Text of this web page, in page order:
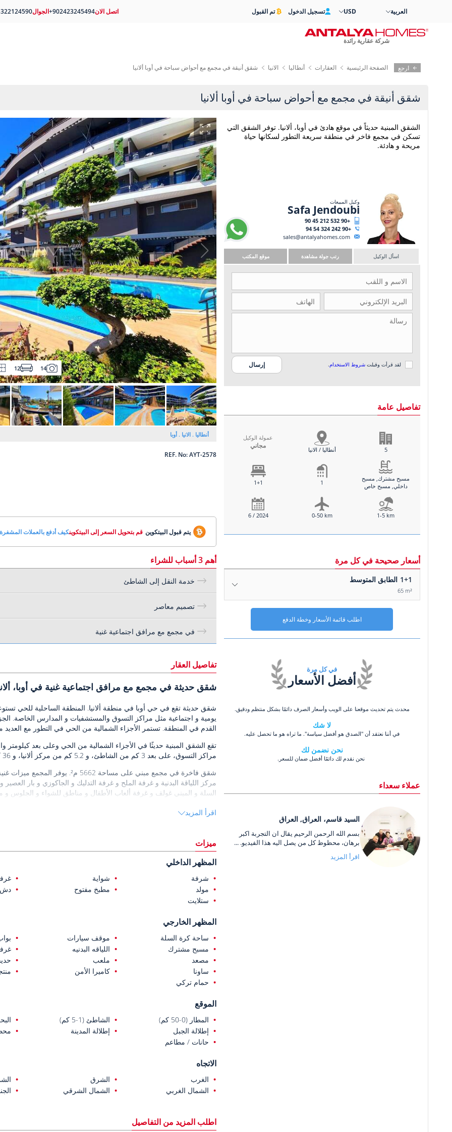
ارجع الصفحة الرئيسية العقارات أنطاليا الانيا شقق أنيقة في مجمع مع أحواض سباحة في أوبا ألانيا
شقق أنيقة في مجمع مع أحواض سباحة في أوبا ألانيا
14
12
أنطاليا الانيا أوبا
REF. No: AYT-2578
الشقق المبنية حديثاً في موقع هادئ في أوبا، ألانيا. توفر الشقق التي
تسكن في مجمع فاخر في منطقة سريعة التطور لسكانها حياة
مريحة و هادئة.
يتم قبول البيتكوين قم بتحويل السعر إلى البيتكوينكيف أدفع بالعملات
وكيل المبيعات
Safa Jendoubi
+90 532 212 45 90
+90 242 324 54 94
sales@antalyahomes.com
اسأل الوكيل رتب جولة مشاهدة موقع المكتب
لقد قرأت وقبلت شروط الاستخدام.
تفاصيل عامة
عمولة الوكيل
مجاني أنطاليا / الانيا 5
1+1 1
مسبح مشترك, مسبح
داخلي, مسبح خاص
6 / 2024 0-50 km 1-5 km
أسعار صحيحة في كل مرة
1+1 الطابق المتوسط
65 m²
اطلب قائمة الأسعار وخطة الدفع
أهم 3 أسباب للشراء
خدمة النقل إلى الشاطئ
تصميم معاصر
في مجمع مع مرافق اجتماعية غنية
تفاصيل العقار
شقق حديثة في مجمع مع مرافق اجتماعية غنية في أوبا،
شقق حديثة تقع في حي أوبا في منطقة ألانيا. المنطقة الساحلية للحي
يومية و اجتماعية مثل مراكز التسوق والمستشفيات و المدارس الخاصة.
القدم في المنطقة. تستمر الأجزاء الشمالية من الحي في التطور مع العديد
مراكز التسوق، على بعد 3 كم من الشاطئ، و 5.2 كم من مركز ألانيا، و 36 كم عن مطار ألانيا-غازي باشا.
شقق فاخرة في مجمع مبني على مساحة
مركز اللياقة البدنية و غرفة الملح و غرفة التدليك و الجاكوزي و بار
السلة و الميني غولف و غرفة ألعاب الأطفال و مناطق للشواء و الجلوس و
شقق للبيع في ألانيا
إلى ذلك، تتميز بعض الشقق بحمامات داخلية و تراسات و حدائق و مسابح
اقرأ المزيد
ميزات
المظهر الداخلي
شرفة شواية
مولد
مطبخ مفتوح
ستلايت
المظهر الخارجي
ساحة كرة السلة موقف سيارات
مسبح مشترك
اللياقه البدنيه
مصعد
ملعب
ساونا
كاميرا الأمن
حمام تركي
الموقع
المطار (0-50 كم) الشاطئ (1-5 كم)
البحر
إطلالة الجبل
إطلالة المدينة
حانات / مطاعم
الاتجاه
الغرب الشرق
الشمال الغربي
الشمال الشرقي
أفضل الأسعار
في كل مرة
محدث يتم تحديث موقعنا على الويب وأسعار الصرف دائمًا بشكل منتظم ودقيق.
لا شك
في أننا نعتقد أن "الصدق هو أفضل سياسة". ما تراه هو ما تحصل عليه.
نحن نضمن لك
نحن نقدم لك دائمًا أفضل ضمان للسعر.
عملاء سعداء
السيد قاسم، العراق, العراق
بسم الله الرحمن الرحيم يقال ان التجربة اكبر
برهان، محظوظ كل من يصل اليه هذا الفيديو. ...
اقرأ المزيد
اطلب المزيد من التفاصيل
العربية USD تسجيل الدخول تم القبول
شركة عقارية رائدة
اتصل الان+902423245494الجوال